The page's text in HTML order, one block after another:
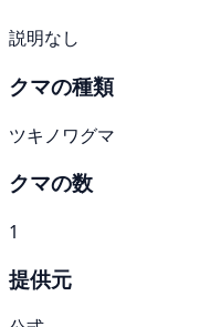
説明なし
クマの種類
ツキノワグマ
クマの数
1
提供元